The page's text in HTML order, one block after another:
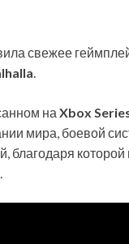
свежее
.
на Xbox
мира, боевой
которой